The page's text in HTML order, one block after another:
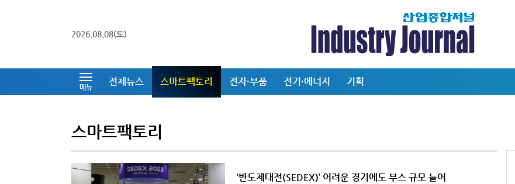
2026.08.08(토)
메뉴 전체뉴스 스마트팩토리 전자·부품 전기·에너지 기획
스마트팩토리
‘반도체대전(SEDEX)’ 어려운 경기에도 부스 규모 늘어